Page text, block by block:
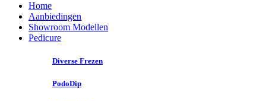
Home
Aanbiedingen
Showroom Modellen
Pedicure
Diverse Frezen
PodoDip